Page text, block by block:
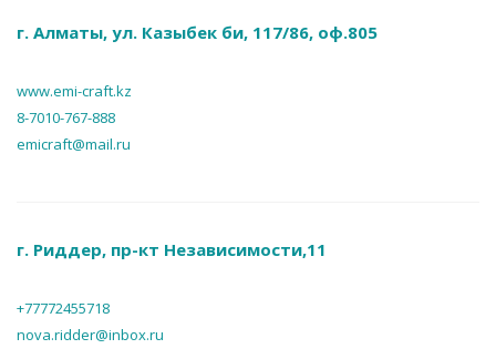
г. Алматы, ул. Казыбек би, 117/86, оф.805
www.emi-craft.kz
8-7010-767-888
emicraft@mail.ru
г. Риддер, пр-кт Независимости,11
+77772455718
nova.ridder@inbox.ru